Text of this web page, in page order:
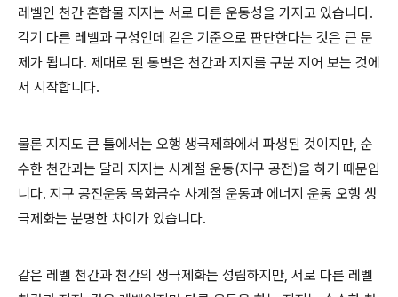
레벨인 천간 혼합물 지지는 서로 다른 운동성을 가지고 있습니다.
각기 다른 레벨과 구성인데 같은 기준으로 판단한다는 것은 큰 문
제가 됩니다. 제대로 된 통변은 천간과 지지를 구분 지어 보는 것에
서 시작합니다.
물론 지지도 큰 틀에서는 오행 생극제화에서 파생된 것이지만, 순
수한 천간과는 달리 지지는 사계절 운동(지구 공전)을 하기 때문입
니다. 지구 공전운동 목화금수 사계절 운동과 에너지 운동 오행 생
극제화는 분명한 차이가 있습니다.
같은 레벨 천간과 천간의 생극제화는 성립하지만, 서로 다른 레벨